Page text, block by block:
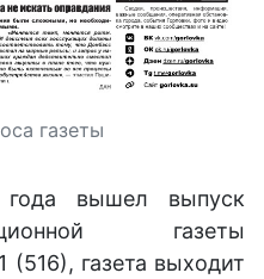
газеты
вышел выпуск
газеты
газета выходит